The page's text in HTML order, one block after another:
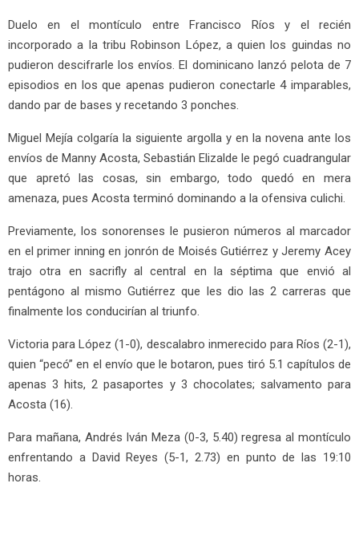
Duelo en el montículo entre Francisco Ríos y el recién
incorporado a la tribu Robinson López, a quien los guindas no
pudieron descifrarle los envíos. El dominicano lanzó pelota de 7
episodios en los que apenas pudieron conectarle 4 imparables,
dando par de bases y recetando 3 ponches.
Miguel Mejía colgaría la siguiente argolla y en la novena ante los
envíos de Manny Acosta, Sebastián Elizalde le pegó cuadrangular
que apretó las cosas, sin embargo, todo quedó en mera
amenaza, pues Acosta terminó dominando a la ofensiva culichi.
Previamente, los sonorenses le pusieron números al marcador
en el primer inning en jonrón de Moisés Gutiérrez y Jeremy Acey
trajo otra en sacrifly al central en la séptima que envió al
pentágono al mismo Gutiérrez que les dio las 2 carreras que
finalmente los conducirían al triunfo.
Victoria para López (1-0), descalabro inmerecido para Ríos (2-1),
quien “pecó” en el envío que le botaron, pues tiró 5.1 capítulos de
apenas 3 hits, 2 pasaportes y 3 chocolates; salvamento para
Acosta (16).
Para mañana, Andrés Iván Meza (0-3, 5.40) regresa al montículo
enfrentando a David Reyes (5-1, 2.73) en punto de las 19:10
horas.